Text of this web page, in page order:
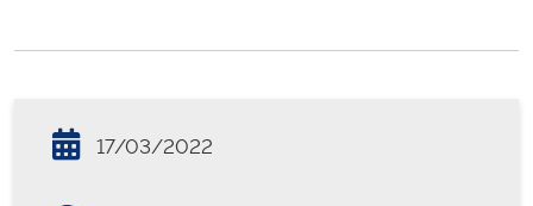
17/03/2022